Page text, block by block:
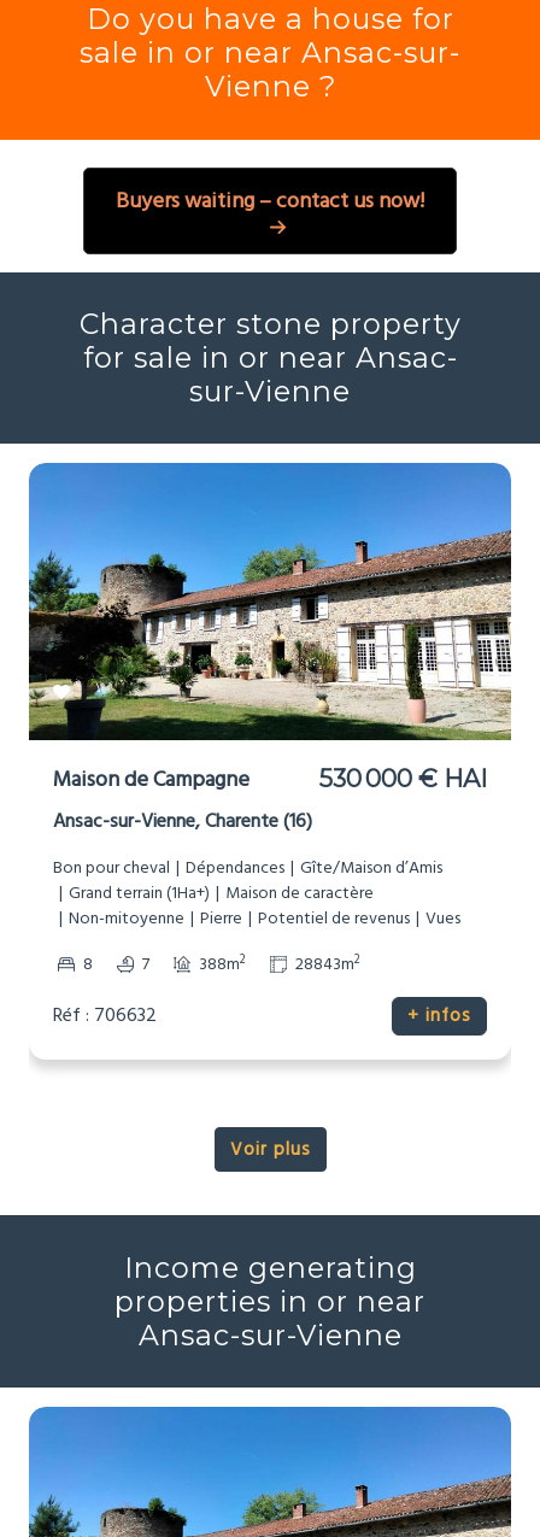
Do you have a house for
sale in or near Ansac-sur-
Vienne ?
Buyers waiting – contact us now!
Character stone property
for sale in or near Ansac-
sur-Vienne
Maison de Campagne 530 000 € HAI
Ansac-sur-Vienne, Charente (16)
Bon pour cheval Dépendances Gîte/Maison d’Amis
Grand terrain (1Ha+)
Maison de caractère
Non-mitoyenne
Pierre Potentiel de revenus Vues
8
7 388m2 28843m2
Réf : 706632 + infos
Voir plus
Income generating
properties in or near
Ansac-sur-Vienne